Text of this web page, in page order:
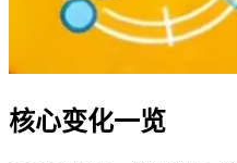
核心变化一览